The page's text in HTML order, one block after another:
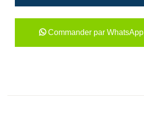
Commander par WhatsApp